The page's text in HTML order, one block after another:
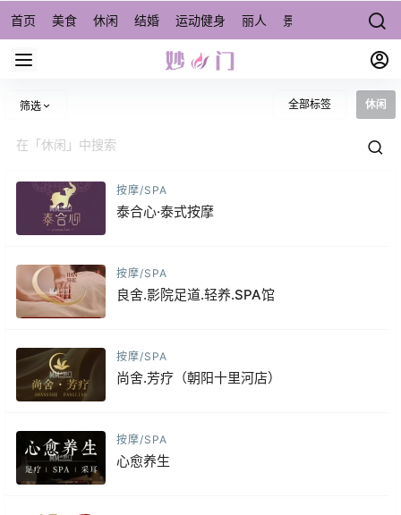
首页 美食 休闲 结婚 运动健身 丽人 景点/周边游 宠物
筛选 全部标签 休闲
按摩/SPA
泰合心·泰式按摩
按摩/SPA
良舍.影院足道.轻养.SPA馆
按摩/SPA
尚舍.芳疗（朝阳十里河店）
按摩/SPA
心愈养生